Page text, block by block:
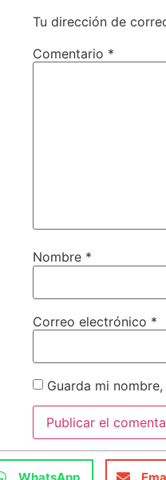
Tu dirección de
Comentario *
Nombre *
Correo electrónico *
Guarda mi